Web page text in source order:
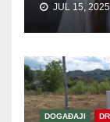
JUL 15, 2025
DOGAĐAJI